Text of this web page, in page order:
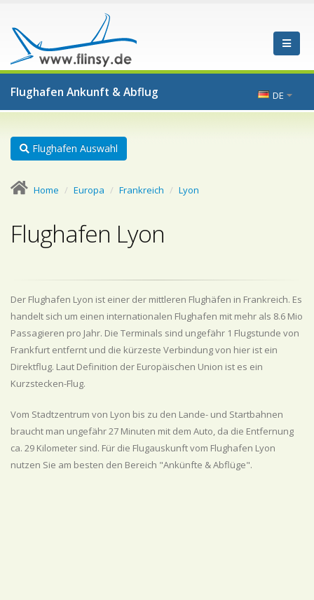
Flughafen Ankunft & Abflug DE
Flughafen Auswahl
Home Europa Frankreich Lyon
Flughafen Lyon
Der Flughafen Lyon ist einer der mittleren Flughäfen in Frankreich. Es
handelt sich um einen internationalen Flughafen mit mehr als 8.6 Mio
Passagieren pro Jahr. Die Terminals sind ungefähr 1 Flugstunde von
Frankfurt entfernt und die kürzeste Verbindung von hier ist ein
Direktflug. Laut Definition der Europäischen Union ist es ein
Kurzstecken-Flug.
Vom Stadtzentrum von Lyon bis zu den Lande- und Startbahnen
braucht man ungefähr 27 Minuten mit dem Auto, da die Entfernung
ca. 29 Kilometer sind. Für die Flugauskunft vom Flughafen Lyon
nutzen Sie am besten den Bereich "Ankünfte & Abflüge".